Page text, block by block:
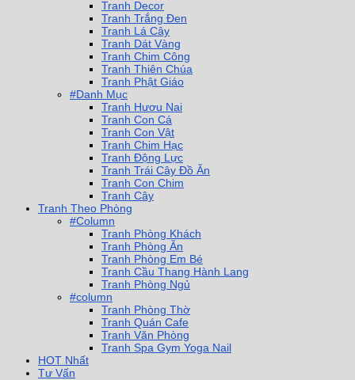
Tranh Decor
Tranh Trắng Đen
Tranh Lá Cây
Tranh Dát Vàng
Tranh Chim Công
Tranh Thiên Chúa
Tranh Phật Giáo
#Danh Mục
Tranh Hươu Nai
Tranh Con Cá
Tranh Con Vật
Tranh Chim Hạc
Tranh Động Lực
Tranh Trái Cây Đồ Ăn
Tranh Con Chim
Tranh Cây
Tranh Theo Phòng
#Column
Tranh Phòng Khách
Tranh Phòng Ăn
Tranh Phòng Em Bé
Tranh Cầu Thang Hành Lang
Tranh Phòng Ngủ
#column
Tranh Phòng Thờ
Tranh Quán Cafe
Tranh Văn Phòng
Tranh Spa Gym Yoga Nail
HOT Nhất
Tư Vấn